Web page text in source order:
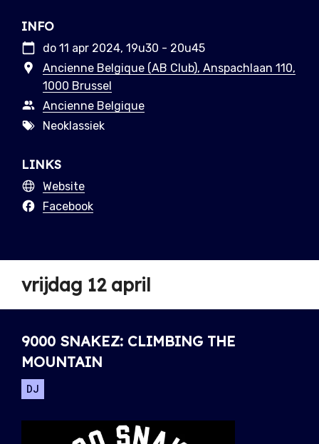
INFO
do 11 apr 2024, 19u30 - 20u45
Ancienne Belgique (AB Club), Anspachlaan 110,
1000 Brussel
Ancienne Belgique
Neoklassiek
LINKS
Website
Facebook
vrijdag 12 april
9000 SNAKEZ: CLIMBING THE
MOUNTAIN
DJ